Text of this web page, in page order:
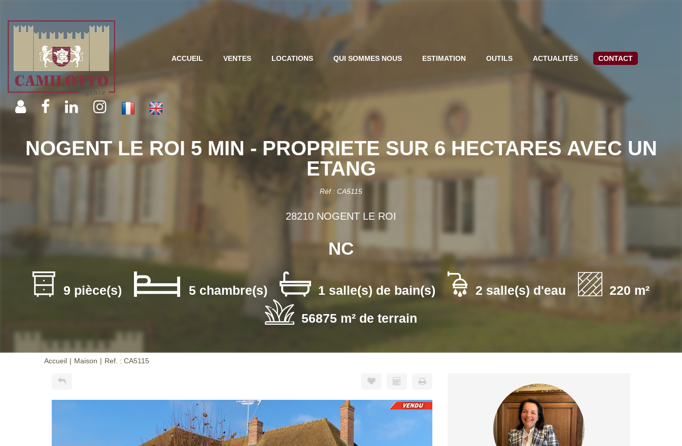
ACCUEIL VENTES LOCATIONS QUI SOMMES NOUS ESTIMATION OUTILS ACTUALITÉS CONTACT
NOGENT LE ROI 5 MIN - PROPRIETE SUR 6 HECTARES AVEC UN
ETANG
Réf : CA5115
28210 NOGENT LE ROI
NC
9 pièce(s) 5 chambre(s) 1 salle(s) de bain(s) 2 salle(s) d'eau
220 m²
56875 m² de terrain
Accueil Maison Ref. : CA5115